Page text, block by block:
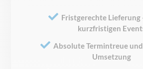
Fristgerechte Lieferung
kurzfristigen
Absolute Termintreue
Umsetzung